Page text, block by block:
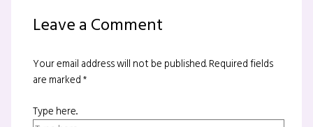
Leave a Comment
Your email address will not be published.Required fields
are marked*
Type here..